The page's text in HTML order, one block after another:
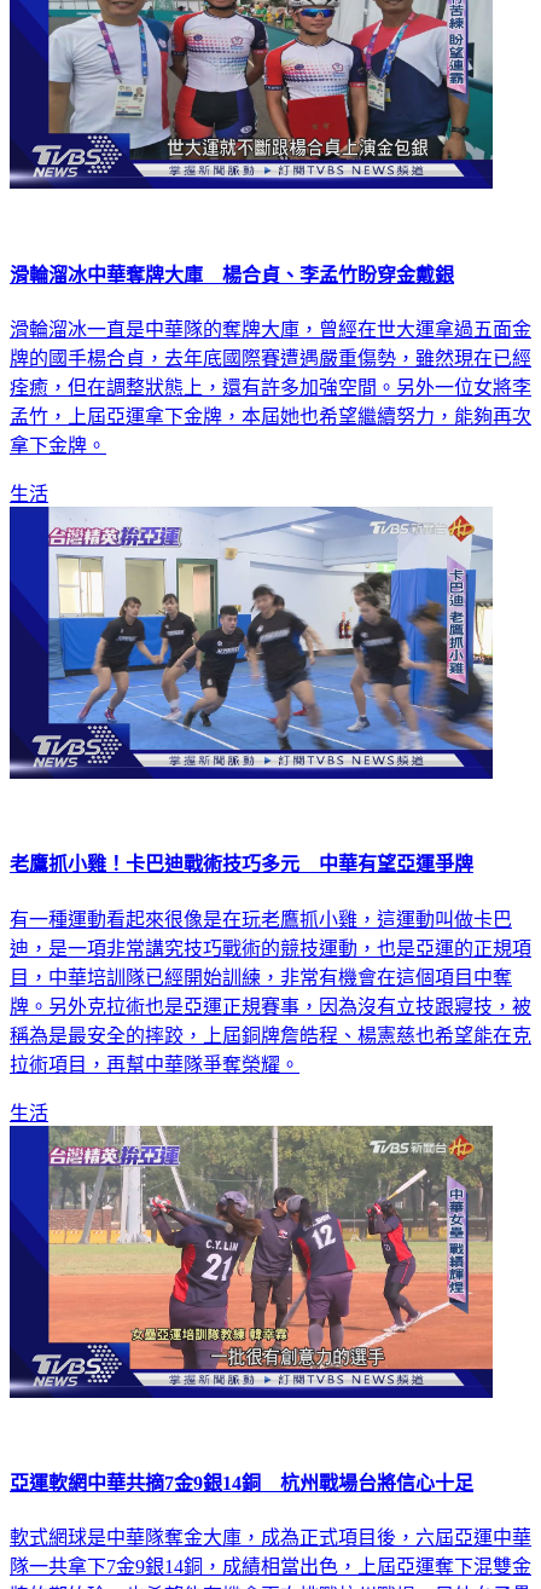
滑輪溜冰中華奪牌大庫 楊合貞、李孟竹盼穿金戴銀
滑輪溜冰一直是中華隊的奪牌大庫，曾經在世大運拿過五面金
牌的國手楊合貞，去年底國際賽遭遇嚴重傷勢，雖然現在已經
痊癒，但在調整狀態上，還有許多加強空間。另外一位女將李
孟竹，上屆亞運拿下金牌，本屆她也希望繼續努力，能夠再次
拿下金牌。
生活
老鷹抓小雞！卡巴迪戰術技巧多元 中華有望亞運爭牌
有一種運動看起來很像是在玩老鷹抓小雞，這運動叫做卡巴
迪，是一項非常講究技巧戰術的競技運動，也是亞運的正規項
目，中華培訓隊已經開始訓練，非常有機會在這個項目中奪
牌。另外克拉術也是亞運正規賽事，因為沒有立技跟寢技，被
稱為是最安全的摔跤，上屆銅牌詹皓程、楊憲慈也希望能在克
拉術項目，再幫中華隊爭奪榮耀。
生活
亞運軟網中華共摘7金9銀14銅 杭州戰場台將信心十足
軟式網球是中華隊奪金大庫，成為正式項目後，六屆亞運中華
隊一共拿下7金9銀14銅，成績相當出色，上屆亞運奪下混雙金